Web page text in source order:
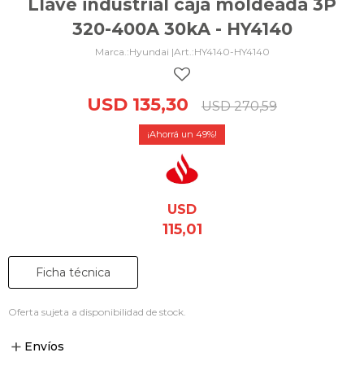
Llave industrial caja moldeada 3P
320-400A 30kA - HY4140
Hyundai | HY4140-HY4140
USD 135,30 USD 270,59
49
USD
115,01
Ficha técnica
Oferta sujeta a disponibilidad de stock.
Envíos